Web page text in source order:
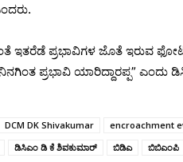
ಇತರೆಡೆ ಪ್ರಭಾವಿಗಳ ಜೊತೆ ಇರುವ
ಪ್ರಭಾವಿ ಯಾರಿದ್ದಾರಪ್ಪ” ಎಂದು
DCM DK Shivakumar encroachment
ಡಿಸಿಎಂ ಡಿ ಕೆ ಶಿವಕುಮಾರ್ ಬಿಡಿಎ ಬಿಬಿಎಂಪಿ